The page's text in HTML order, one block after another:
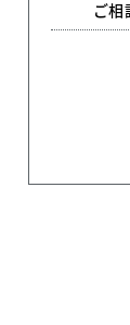
ご相